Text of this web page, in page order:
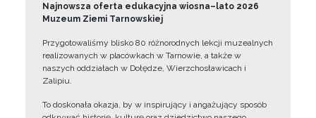
Najnowsza oferta edukacyjna wiosna–lato 2026
Muzeum Ziemi Tarnowskiej
Przygotowaliśmy blisko 80 różnorodnych lekcji muzealnych
realizowanych w placówkach w Tarnowie, a także w
naszych oddziałach w Dołędze, Wierzchosławicach i
Zalipiu.
To doskonała okazja, by w inspirujący i angażujący sposób